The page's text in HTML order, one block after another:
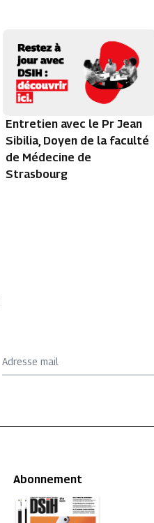
Entretien avec le Pr Jean
Sibilia, Doyen de la faculté
de Médecine de
Strasbourg
Adresse mail
Abonnement